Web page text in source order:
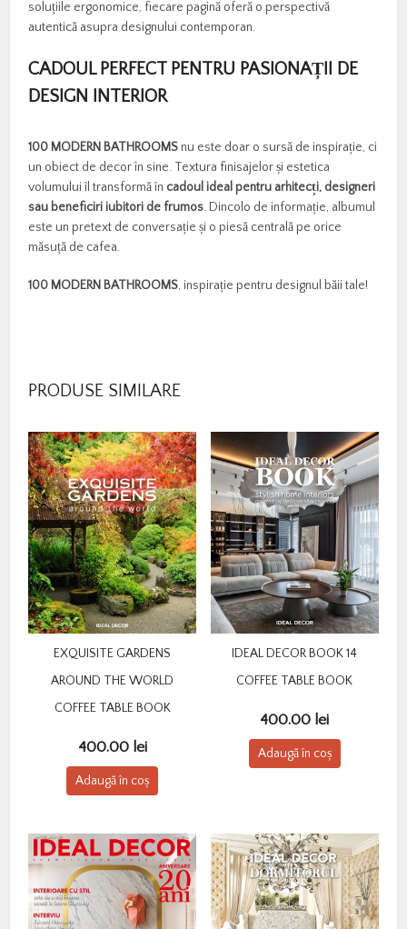
soluțiile ergonomice, fiecare pagină oferă o perspectivă
autentică asupra designului contemporan.
CADOUL PERFECT PENTRU PASIONAȚII DE
DESIGN INTERIOR
100 MODERN BATHROOMS nu este doar o sursă de inspirație, ci
un obiect de decor în sine. Textura finisajelor și estetica
volumului îl transformă în cadoul ideal pentru arhitecți, designeri
sau beneficiri iubitori de frumos. Dincolo de informație, albumul
este un pretext de conversație și o piesă centrală pe orice
măsuță de cafea.
100 MODERN BATHROOMS, inspirație pentru designul băii tale!
PRODUSE SIMILARE
EXQUISITE GARDENS
AROUND THE WORLD
COFFEE TABLE BOOK
400.00 lei
Adaugă în coș
IDEAL DECOR BOOK 14
COFFEE TABLE BOOK
400.00 lei
Adaugă în coș